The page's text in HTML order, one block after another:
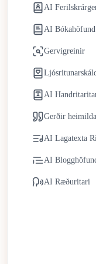
samskipti
Mannlegt eftirlit er
stefnumótandi
koma í stað
sem
verkefni en styðja
AI
AI
Gervigreinir
AI
Gerðir
AI Lagatexta
AI
AI Ræðuritari